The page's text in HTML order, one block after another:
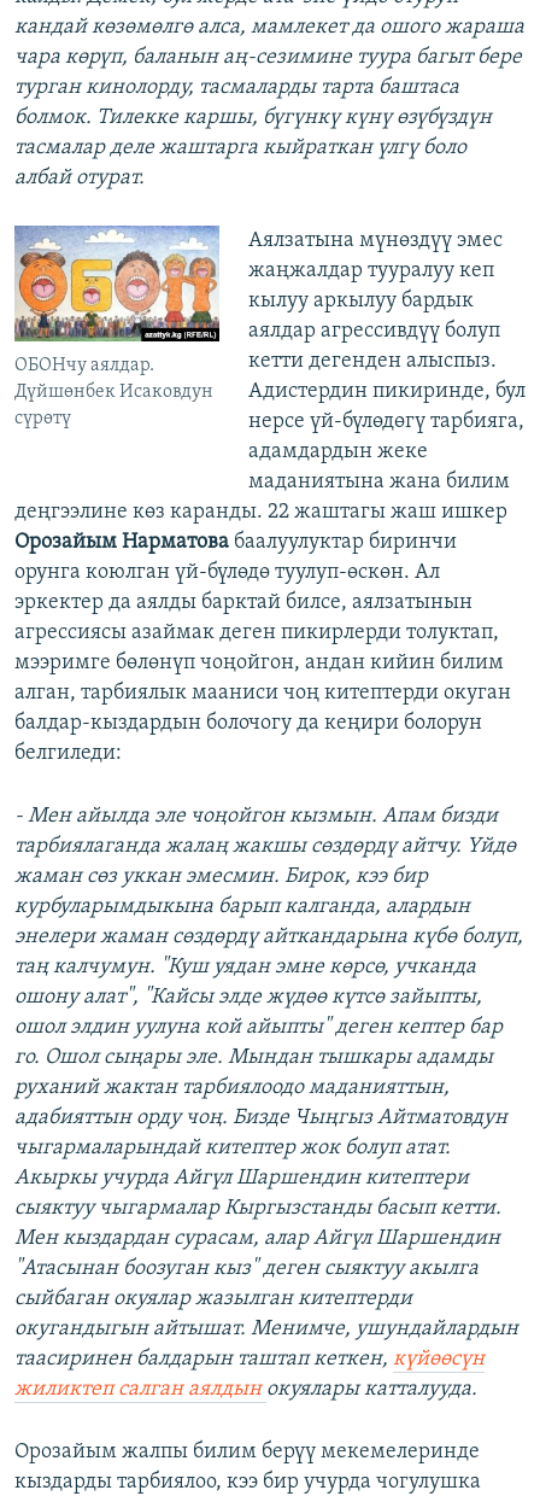
кандай көзөмөлгө алса, мамлекет да ошого жараша
чара көрүп, баланын аң-сезимине туура багыт бере
турган кинолорду, тасмаларды тарта баштаса
болмок. Тилекке каршы, бүгүнкү күнү өзүбүздүн
тасмалар деле жаштарга кыйраткан үлгү боло
албай отурат.
ОБОНчу аялдар.
Дүйшөнбек Исаковдун
сүрөтү
Аялзатына мүнөздүү эмес
жаңжалдар тууралуу кеп
кылуу аркылуу бардык
аялдар агрессивдүү болуп
кетти дегенден алыспыз.
Адистердин пикиринде, бул
нерсе үй-бүлөдөгү тарбияга,
адамдардын жеке
маданиятына жана билим
деңгээлине көз каранды. 22 жаштагы жаш ишкер
Орозайым Нарматова баалуулуктар биринчи
орунга коюлган үй-бүлөдө туулуп-өскөн. Ал
эркектер да аялды барктай билсе, аялзатынын
агрессиясы азаймак деген пикирлерди толуктап,
мээримге бөлөнүп чоңойгон, андан кийин билим
алган, тарбиялык мааниси чоң китептерди окуган
балдар-кыздардын болочогу да кеңири болорун
белгиледи:
- Мен айылда эле чоңойгон кызмын. Апам бизди
тарбиялаганда жалаң жакшы сөздөрдү айтчу. Үйдө
жаман сөз уккан эмесмин. Бирок, кээ бир
курбуларымдыкына барып калганда, алардын
энелери жаман сөздөрдү айткандарына күбө болуп,
таң калчумун. "Куш уядан эмне көрсө, учканда
ошону алат", "Кайсы элде жүдөө күтсө зайыпты,
ошол элдин уулуна кой айыпты" деген кептер бар
го. Ошол сыңары эле. Мындан тышкары адамды
руханий жактан тарбиялоодо маданияттын,
адабияттын орду чоң. Бизде Чыңгыз Айтматовдун
чыгармаларындай китептер жок болуп атат.
Акыркы учурда Айгүл Шаршендин китептери
сыяктуу чыгармалар Кыргызстанды басып кетти.
Мен кыздардан сурасам, алар Айгүл Шаршендин
"Атасынан боозуган кыз" деген сыяктуу акылга
сыйбаган окуялар жазылган китептерди
окугандыгын айтышат. Менимче, ушундайлардын
таасиринен балдарын таштап кеткен, күйөөсүн
жиликтеп салган аялдын окуялары катталууда.
Орозайым жалпы билим берүү мекемелеринде
кыздарды тарбиялоо, кээ бир учурда чогулушка